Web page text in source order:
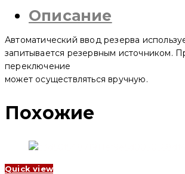
63
3P
A
(CNC
Описание
Автоматический ввод резерва
запитывается резервным источником.
переключение
может осуществляться вручную.
Похожие
Quick view